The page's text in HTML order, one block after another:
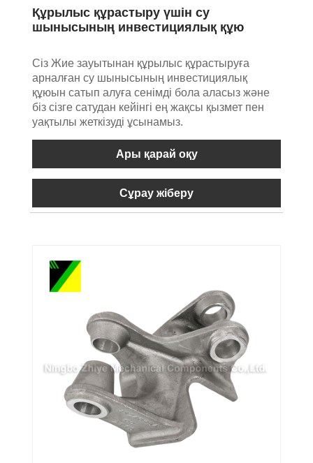
Құрылыс құрастыру үшін су
шынысының инвестициялық құю
Сіз Жие зауытынан құрылыс құрастыруға
арналған су шынысының инвестициялық
құюын сатып алуға сенімді бола аласыз және
біз сізге сатудан кейінгі ең жақсы қызмет пен
уақтылы жеткізуді ұсынамыз.
Ары қарай оқу
Сұрау жіберу